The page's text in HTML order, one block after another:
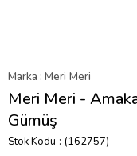
Marka : Meri Meri
Meri Meri -
Gümüş
Stok Kodu (162757)